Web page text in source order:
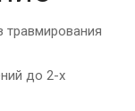
травмирования
до 2-х